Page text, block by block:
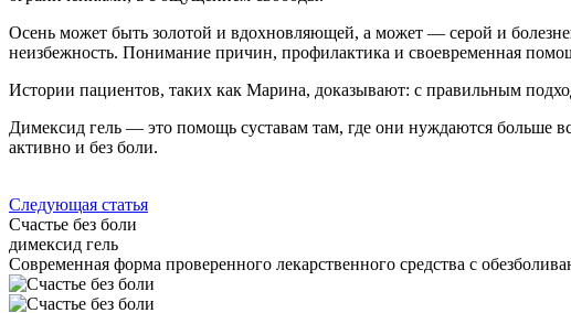
Осень может быть золотой и вдохновляющей, а может — серой и
неизбежность. Понимание причин, профилактика и своевременная
Истории пациентов, таких как Марина, доказывают: с правильным
Димексид гель — это помощь суставам там, где они нуждаются больше
активно и без боли.
Следующая статья
Счастье без боли
димексид гель
Cовременная форма проверенного лекарственного средства с